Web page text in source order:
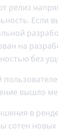
релиз
Если
на
без
вышло
в
сотен